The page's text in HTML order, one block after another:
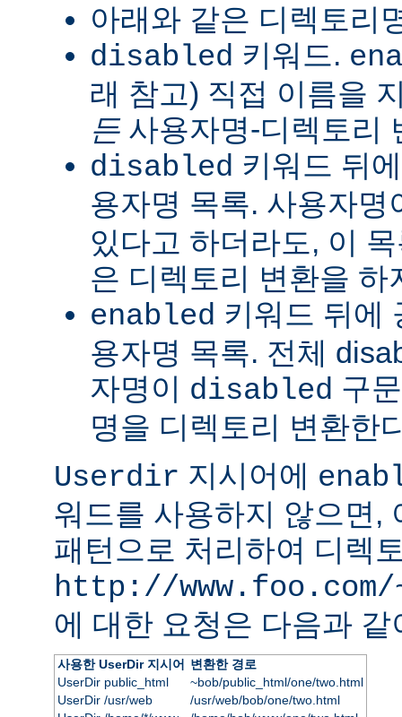
아래와 같은 디렉토리
disabled 키워드.
래 참고) 직접 이름을
든사용자명-디렉토리
disabled 키워드 뒤
용자명 목록. 사용자
있다고 하더라도, 이
은 디렉토리 변환을
enabled 키워드 뒤에
용자명 목록. 전체
자명이 disabled 구
명을 디렉토리 변환한
Userdir 지시어에
워드를 사용하지 않으면,
패턴으로 처리하여 디렉
http://
에 대한 요청은 다음과 같
사용한 UserDir 지시어
변환한 경로
UserDir public_html
~bob/public_html/one/two.html
UserDir /usr/web
/usr/web/bob/one/two.html